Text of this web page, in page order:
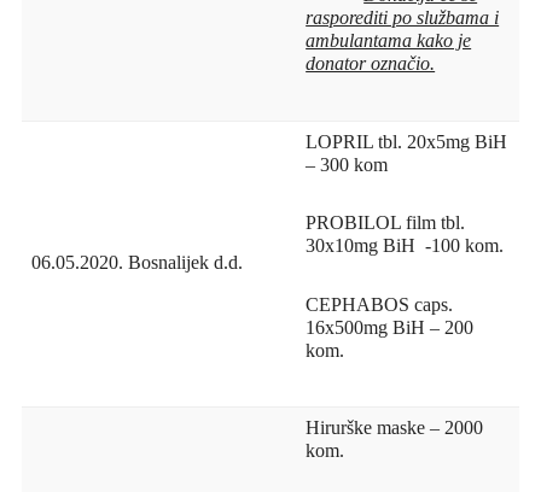
rasporediti po službama i
ambulantama kako je
donator označio.
06.05.2020. Bosnalijek d.d.
LOPRIL tbl. 20x5mg BiH
– 300 kom
PROBILOL film tbl.
30x10mg BiH -100 kom.
CEPHABOS caps.
16x500mg BiH – 200
kom.
Hirurške maske – 2000
kom.